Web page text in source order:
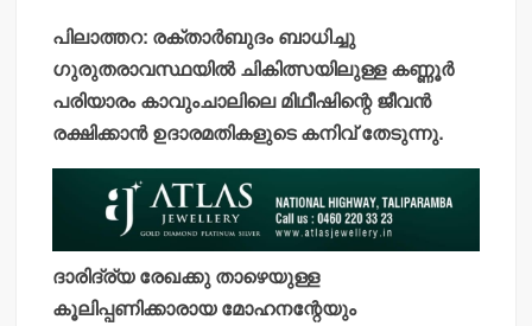
പിലാത്തറ: രക്താര്‍ബുദം ബാധിച്ചു
ഗുരുതരാവസ്ഥയില്‍ ചികിത്സയിലുള്ള കണ്ണൂര്‍
പരിയാരം കാവുംചാലിലെ മിഥീഷിന്റെ ജീവന്‍
രക്ഷിക്കാന്‍ ഉദാരമതികളുടെ കനിവ് തേടുന്നു.
ദാരിദ്ര്യ രേഖക്കു താഴെയുള്ള
കൂലിപ്പണിക്കാരായ മോഹനന്റേയും